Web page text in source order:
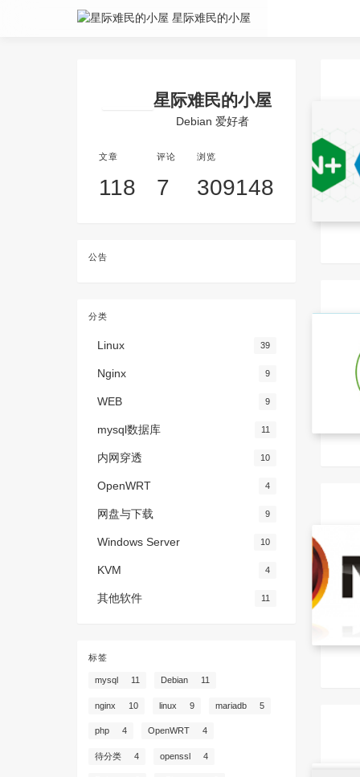
星际难民的小屋
星际难民的小屋
Debian 爱好者
文章
118
评论
7
浏览
309148
公告
分类
Linux 39
Nginx 9
WEB 9
mysql数据库 11
内网穿透 10
OpenWRT 4
网盘与下载 9
Windows Server 10
KVM 4
其他软件 11
标签
mysql 11 Debian 11
nginx 10 linux 9 mariadb 5
php 4 OpenWRT 4
待分类 4 openssl 4